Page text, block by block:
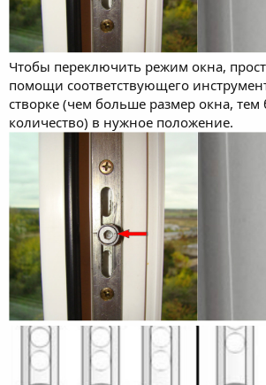
Чтобы переключить режим окна,
помощи соответствующего
створке (чем больше размер окна,
количество) в нужное положение.